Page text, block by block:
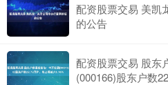
配资股票交易 美凯
的公告
配资股票交易 股东
(000166)股东户数